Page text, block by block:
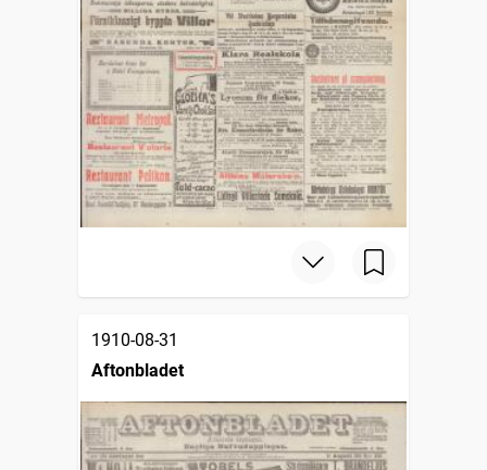
1910-08-31
Aftonbladet